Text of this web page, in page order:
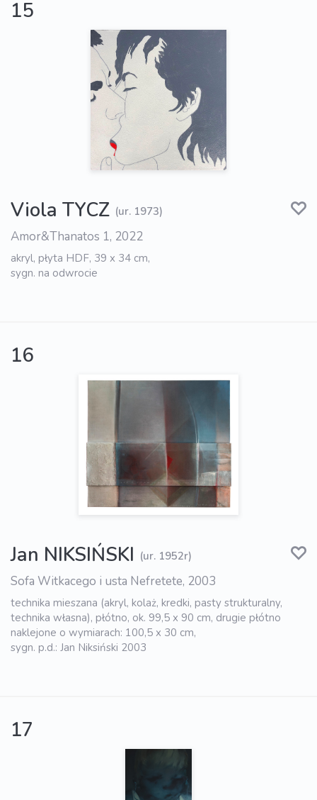
15
Viola TYCZ (ur. 1973)
Amor&Thanatos 1, 2022
akryl, płyta HDF, 39 x 34 cm,
sygn. na odwrocie
16
Jan NIKSIŃSKI (ur. 1952r)
Sofa Witkacego i usta Nefretete, 2003
technika mieszana (akryl, kolaż, kredki, pasty strukturalny,
technika własna), płótno, ok. 99,5 x 90 cm, drugie płótno
naklejone o wymiarach: 100,5 x 30 cm,
sygn. p.d.: Jan Niksiński 2003
17